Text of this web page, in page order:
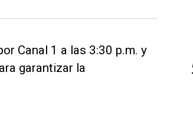
Canal 1 a las 3:30 p.m. y
garantizar la